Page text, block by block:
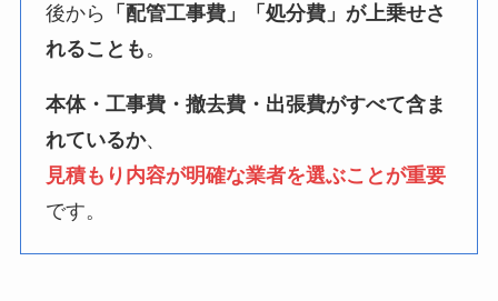
後から
「配管工事費」「処分費」が上乗せさ
れることも 。
本体・工事費・撤去費・出張費がすべて含ま
れているか、
見積もり内容が明確な業者を選ぶことが重要
です。